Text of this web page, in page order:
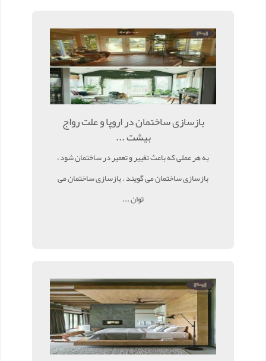
بازسازی ساختمان در اروپا و علت رواج
بیشت ...
به هر عملی که باعث تغییر و تعمیر در ساختمان شود ،
بازسازی ساختمان می گویند . بازسازی ساختمان می
توان ...